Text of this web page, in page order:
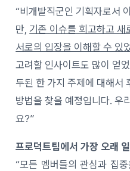
“비개발직군인 기획자로서
만, 기존 이슈를 회고하고
서로의 입장을 이해할 수 있
고려할 인사이트도 많이 얻
두된 한 가지 주제에 대해서
방법을 찾을 예정입니다. 우
요?”
프로덕트팀에서 가장 오래
“모든 멤버들의 관심과 집